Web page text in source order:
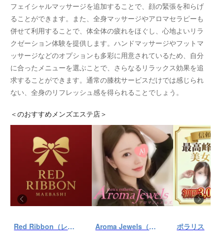
フェイシャルマッサージを追加することで、顔の緊張を和らげ
ることができます。また、全身マッサージやアロマセラピーも
併せて利用することで、体全体の疲れをほぐし、心地よいリラ
クゼーション体験を提供します。ハンドマッサージやフットマ
ッサージなどのオプションも多彩に用意されているため、自分
に合ったメニューを選ぶことで、さらなるリラックス効果を追
求することができます。通常の膝枕サービスだけでは感じられ
ない、全身のリフレッシュ感を得られることでしょう。
＜のおすすめメンズエステ店＞
Red Ribbon（レッドリボン）前橋 Aroma Jewels（アロマ ジュエルズ）秋葉原ルーム ポラリス